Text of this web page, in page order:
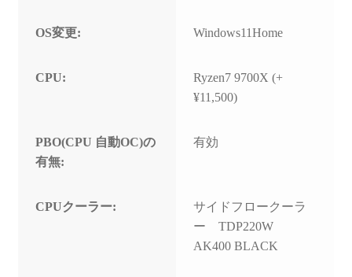
OS変更: Windows11Home
CPU:
Ryzen7 9700X (+
¥11,500)
PBO(CPU 自動OC)の
有無:
有効
CPUクーラー:
サイドフロークーラ
ー TDP220W
AK400 BLACK